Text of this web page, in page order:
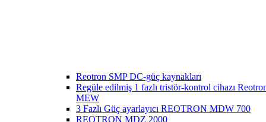
Reotron SMP DC-güç kaynakları
Regüle edilmiş 1 fazlı tristör-kontrol cihazı
MEW
3 Fazlı Güç ayarlayıcı REOTRON MDW 700
REOTRON MDZ 2000